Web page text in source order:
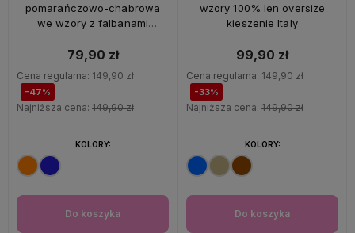
pomarańczowo-chabrowa
we wzory z falbanami
79,90 zł
Cena regularna: 149,90 zł
-47%
Najniższa cena: 149,90 zł
Do koszyka
KOLORY:
wzory 100% len oversize
kieszenie Italy
99,90 zł
Cena regularna: 149,90 zł
-33%
Najniższa cena: 149,90 zł
Do koszyka
KOLORY: